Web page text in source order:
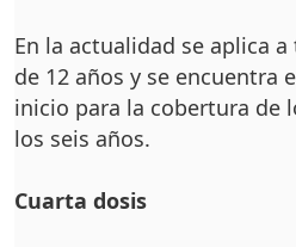
En la actualidad se apli­ca
de 12 años y se encuentra
inicio para la cobertura de
los seis años.
Cuarta dosis